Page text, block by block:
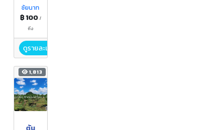
ชัยนาท
฿ 100 /
กิ่ง
ดูรายละเอียด
1,813